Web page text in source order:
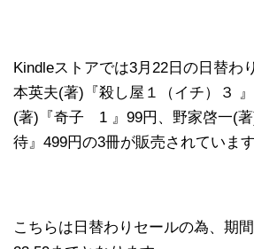
Kindleストアでは3月22日の日替わ
本英夫(著)『殺し屋１（イチ）３
(著)『奇子 1 』99円、野家啓一(
待』499円の3冊が販売されています
こちらは日替わりセールの為、期